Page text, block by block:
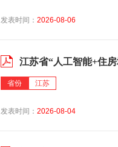
发表时间： 2026-08-06
江苏省“人工智能+住
省份 江苏
发表时间： 2026-08-04